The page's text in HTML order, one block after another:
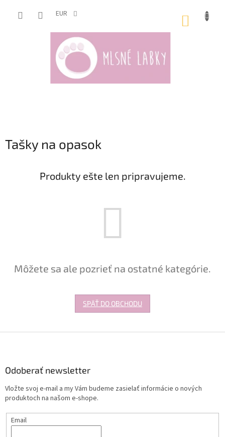
EUR
Tašky na opasok
Produkty ešte len pripravujeme.
Môžete sa ale pozrieť na ostatné kategórie.
SPÄŤ DO OBCHODU
Odoberať newsletter
Vložte svoj e-mail a my Vám budeme zasielať informácie o nových
produktoch na našom e-shope.
Email